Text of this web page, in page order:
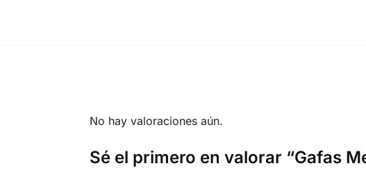
No hay valoraciones aún.
Sé el primero en valorar “Gafas